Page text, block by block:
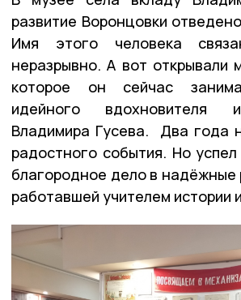
развитие Воронцовки
Имя этого человека
неразрывно. А вот открывали
которое он сейчас
идейного вдохновителя
Владимира Гусева. Два года
радостного события. Но
благородное дело в надёжные
работавшей учителем истории